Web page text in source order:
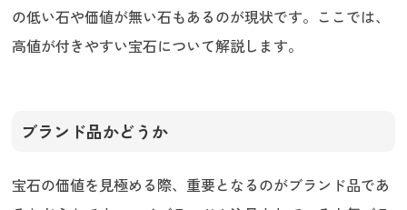
の低い石や価値が無い石もあるのが現状です。ここでは、
高値が付きやすい宝石について解説します。
ブランド品かどうか
宝石の価値を見極める際、重要となるのがブランド品であ